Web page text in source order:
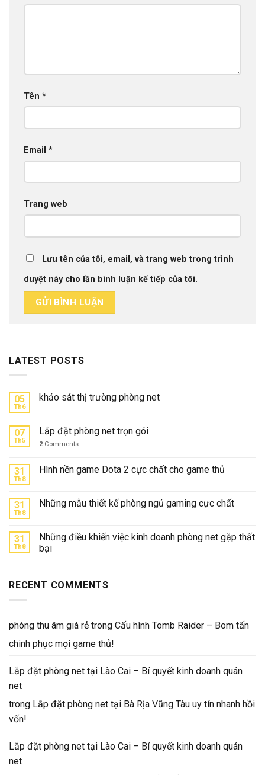
Tên *
Email *
Trang web
Lưu tên của tôi, email, và trang web trong trình
duyệt này cho lần bình luận kế tiếp của tôi.
LATEST POSTS
05
Th6
khảo sát thị trường phòng net
07
Th5
Lắp đặt phòng net trọn gói
2 Comments
31
Th8
Hình nền game Dota 2 cực chất cho game thủ
31
Th8
Những mẫu thiết kế phòng ngủ gaming cực chất
31
Th8
Những điều khiến việc kinh doanh phòng net gặp thất
bại
RECENT COMMENTS
phòng thu âm giá rẻ trong Cấu hình Tomb Raider – Bom tấn
chinh phục mọi game thủ!
Lắp đặt phòng net tại Lào Cai – Bí quyết kinh doanh quán
net
trong Lắp đặt phòng net tại Bà Rịa Vũng Tàu uy tín nhanh hồi
vốn!
Lắp đặt phòng net tại Lào Cai – Bí quyết kinh doanh quán
net